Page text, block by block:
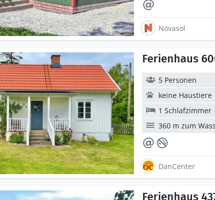
Novasol
Ferienhaus
5 Personen
keine Haustiere
1 Schlafzimmer
360 m zum
DanCenter
Ferienhaus